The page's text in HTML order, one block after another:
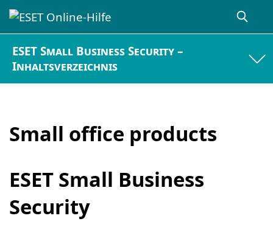
ESET Small Business Security –
Inhaltsverzeichnis
Small office products
ESET Small Business
Security